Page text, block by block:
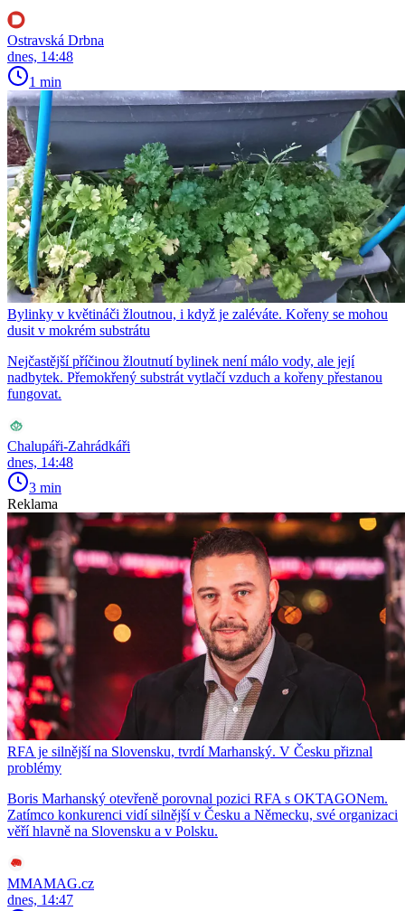
Ostravská Drbna
dnes, 14:48
1 min
Bylinky v květináči žloutnou, i když je zaléváte. Kořeny se mohou
dusit v mokrém substrátu
Nejčastější příčinou žloutnutí bylinek není málo vody, ale její
nadbytek. Přemokřený substrát vytlačí vzduch a kořeny přestanou
fungovat.
Chalupáři-Zahrádkáři
dnes, 14:48
3 min
Reklama
RFA je silnější na Slovensku, tvrdí Marhanský. V Česku přiznal
problémy
Boris Marhanský otevřeně porovnal pozici RFA s OKTAGONem.
Zatímco konkurenci vidí silnější v Česku a Německu, své organizaci
věří hlavně na Slovensku a v Polsku.
MMAMAG.cz
dnes, 14:47